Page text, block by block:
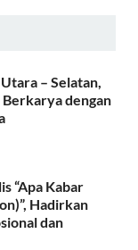
– Selatan,
Berkarya dengan
“Apa Kabar
Hadirkan
dan